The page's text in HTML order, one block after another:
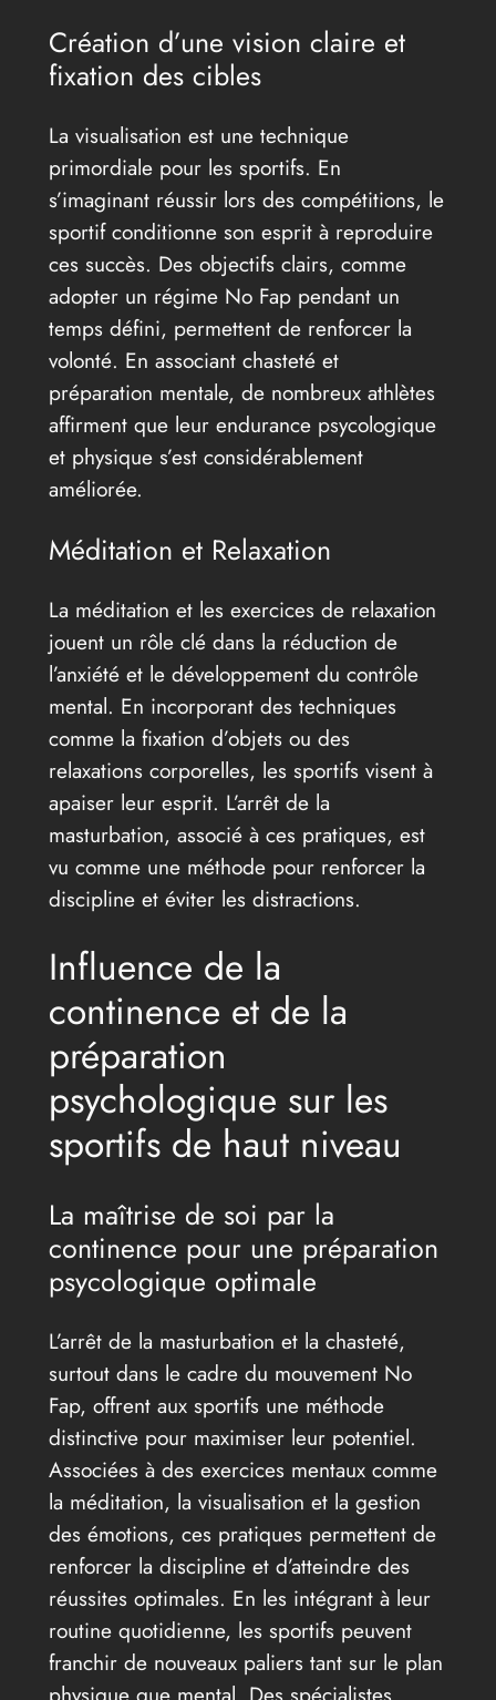
Création d’une vision claire et
fixation des cibles
La visualisation est une technique
primordiale pour les sportifs. En
s’imaginant réussir lors des compétitions, le
sportif conditionne son esprit à reproduire
ces succès. Des objectifs clairs, comme
adopter un régime No Fap pendant un
temps défini, permettent de renforcer la
volonté. En associant chasteté et
préparation mentale, de nombreux athlètes
affirment que leur endurance psycologique
et physique s’est considérablement
améliorée.
Méditation et Relaxation
La méditation et les exercices de relaxation
jouent un rôle clé dans la réduction de
l’anxiété et le développement du contrôle
mental. En incorporant des techniques
comme la fixation d’objets ou des
relaxations corporelles, les sportifs visent à
apaiser leur esprit. L’arrêt de la
masturbation, associé à ces pratiques, est
vu comme une méthode pour renforcer la
discipline et éviter les distractions.
Influence de la
continence et de la
préparation
psychologique sur les
sportifs de haut niveau
La maîtrise de soi par la
continence pour une préparation
psycologique optimale
L’arrêt de la masturbation et la chasteté,
surtout dans le cadre du mouvement No
Fap, offrent aux sportifs une méthode
distinctive pour maximiser leur potentiel.
Associées à des exercices mentaux comme
la méditation, la visualisation et la gestion
des émotions, ces pratiques permettent de
renforcer la discipline et d’atteindre des
réussites optimales. En les intégrant à leur
routine quotidienne, les sportifs peuvent
franchir de nouveaux paliers tant sur le plan